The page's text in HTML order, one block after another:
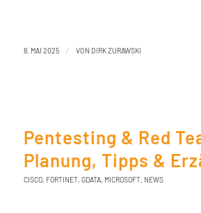
8. MAI 2025 / VON DIRK ZURAWSKI
Pentesting & Red
Planung, Tipps &
CISCO, FORTINET, GDATA, MICROSOFT, NEWS